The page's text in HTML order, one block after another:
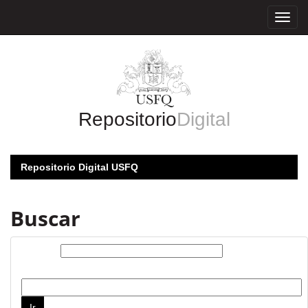
RepositorioDigital
Repositorio Digital USFQ
Buscar